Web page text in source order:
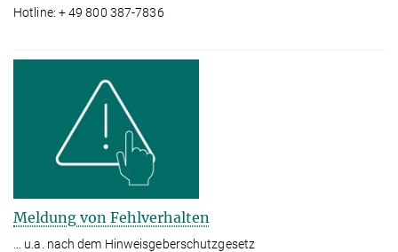
Hotline: + 49 800 387-7836
Meldung von Fehlverhalten
… u.a. nach dem Hinweisgeberschutzgesetz